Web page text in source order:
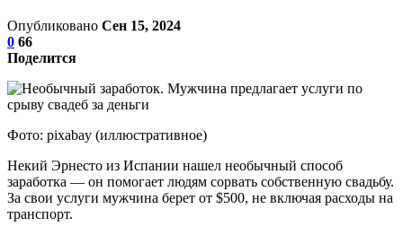
Опубликовано Сен 15, 2024
0 66
Поделится
Фото: pixabay (иллюстративное)
Некий Эрнесто из Испании нашел необычный способ
заработка — он помогает людям сорвать собственную свадьбу.
За свои услуги мужчина берет от $500, не включая расходы на
транспорт.